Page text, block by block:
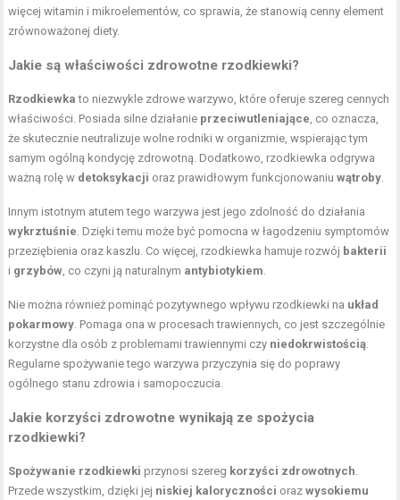
więcej witamin i mikroelementów, co sprawia, że stanowią cenny element
zrównoważonej diety.
Jakie są właściwości zdrowotne rzodkiewki?
Rzodkiewka to niezwykle zdrowe warzywo, które oferuje szereg cennych
właściwości. Posiada silne działanie przeciwutleniające, co oznacza,
że skutecznie neutralizuje wolne rodniki w organizmie, wspierając tym
samym ogólną kondycję zdrowotną. Dodatkowo, rzodkiewka odgrywa
ważną rolę w detoksykacji oraz prawidłowym funkcjonowaniuwątroby.
Innym istotnym atutem tego warzywa jest jego zdolność do działania
wykrztuśnie. Dzięki temu może być pomocna w łagodzeniu symptomów
przeziębienia oraz kaszlu. Co więcej, rzodkiewka hamuje rozwój bakterii
i grzybów, co czyni ją naturalnym antybiotykiem.
Nie można również pominąć pozytywnego wpływu rzodkiewki na układ
pokarmowy. Pomaga ona w procesach trawiennych, co jest szczególnie
korzystne dla osób z problemami trawiennymi czy niedokrwistością.
Regularne spożywanie tego warzywa przyczynia się do poprawy
ogólnego stanu zdrowia i samopoczucia.
Jakie korzyści zdrowotne wynikają ze spożycia
rzodkiewki?
Spożywanie rzodkiewki przynosi szereg korzyści zdrowotnych.
Przede wszystkim, dzięki jej niskiej kaloryczności orazwysokiemu